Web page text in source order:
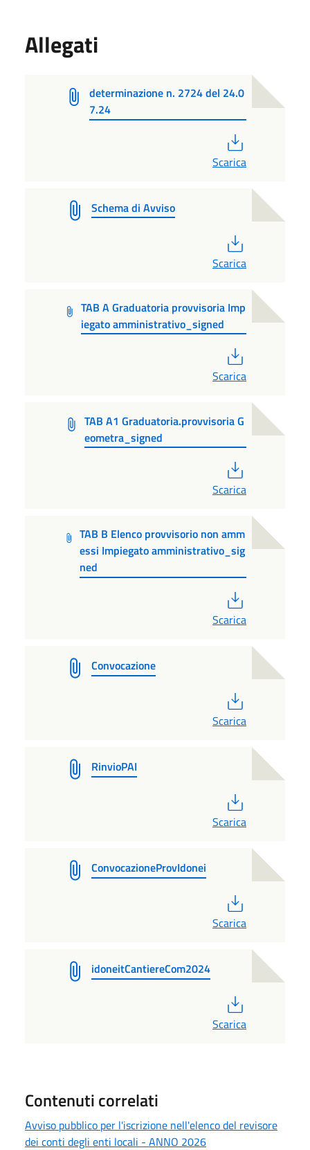
Allegati
determinazione n. 2724 del 24.0
7.24
Scarica
Schema di Avviso
Scarica
TAB A Graduatoria provvisoria Imp
iegato amministrativo_signed
Scarica
TAB A1 Graduatoria.provvisoria G
eometra_signed
Scarica
TAB B Elenco provvisorio non amm
essi Impiegato amministrativo_sig
ned
Scarica
Convocazione
Scarica
RinvioPAI
Scarica
ConvocazioneProvIdonei
Scarica
idoneitCantiereCom2024
Scarica
Contenuti correlati
Avviso pubblico per l'iscrizione nell'elenco del revisore
dei conti degli enti locali - ANNO 2026